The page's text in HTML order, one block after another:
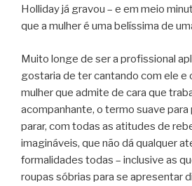
Holliday já gravou – e em meio
que a mulher é uma belíssima de
Muito longe de ser a profissional
gostaria de ter cantando com ele e
mulher que admite de cara que
acompanhante, o termo suave para
parar, com todas as atitudes de
imagináveis, que não dá qualquer
formalidades todas – inclusive as
roupas sóbrias para se apresentar